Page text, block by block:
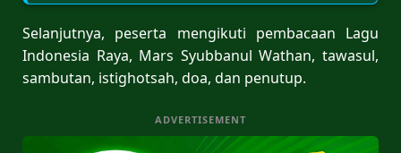
Selanjutnya, peserta mengikuti pembacaan Lagu
Indonesia Raya, Mars Syubbanul Wathan, tawasul,
sambutan, istighotsah, doa, dan penutup.
ADVERTISEMENT